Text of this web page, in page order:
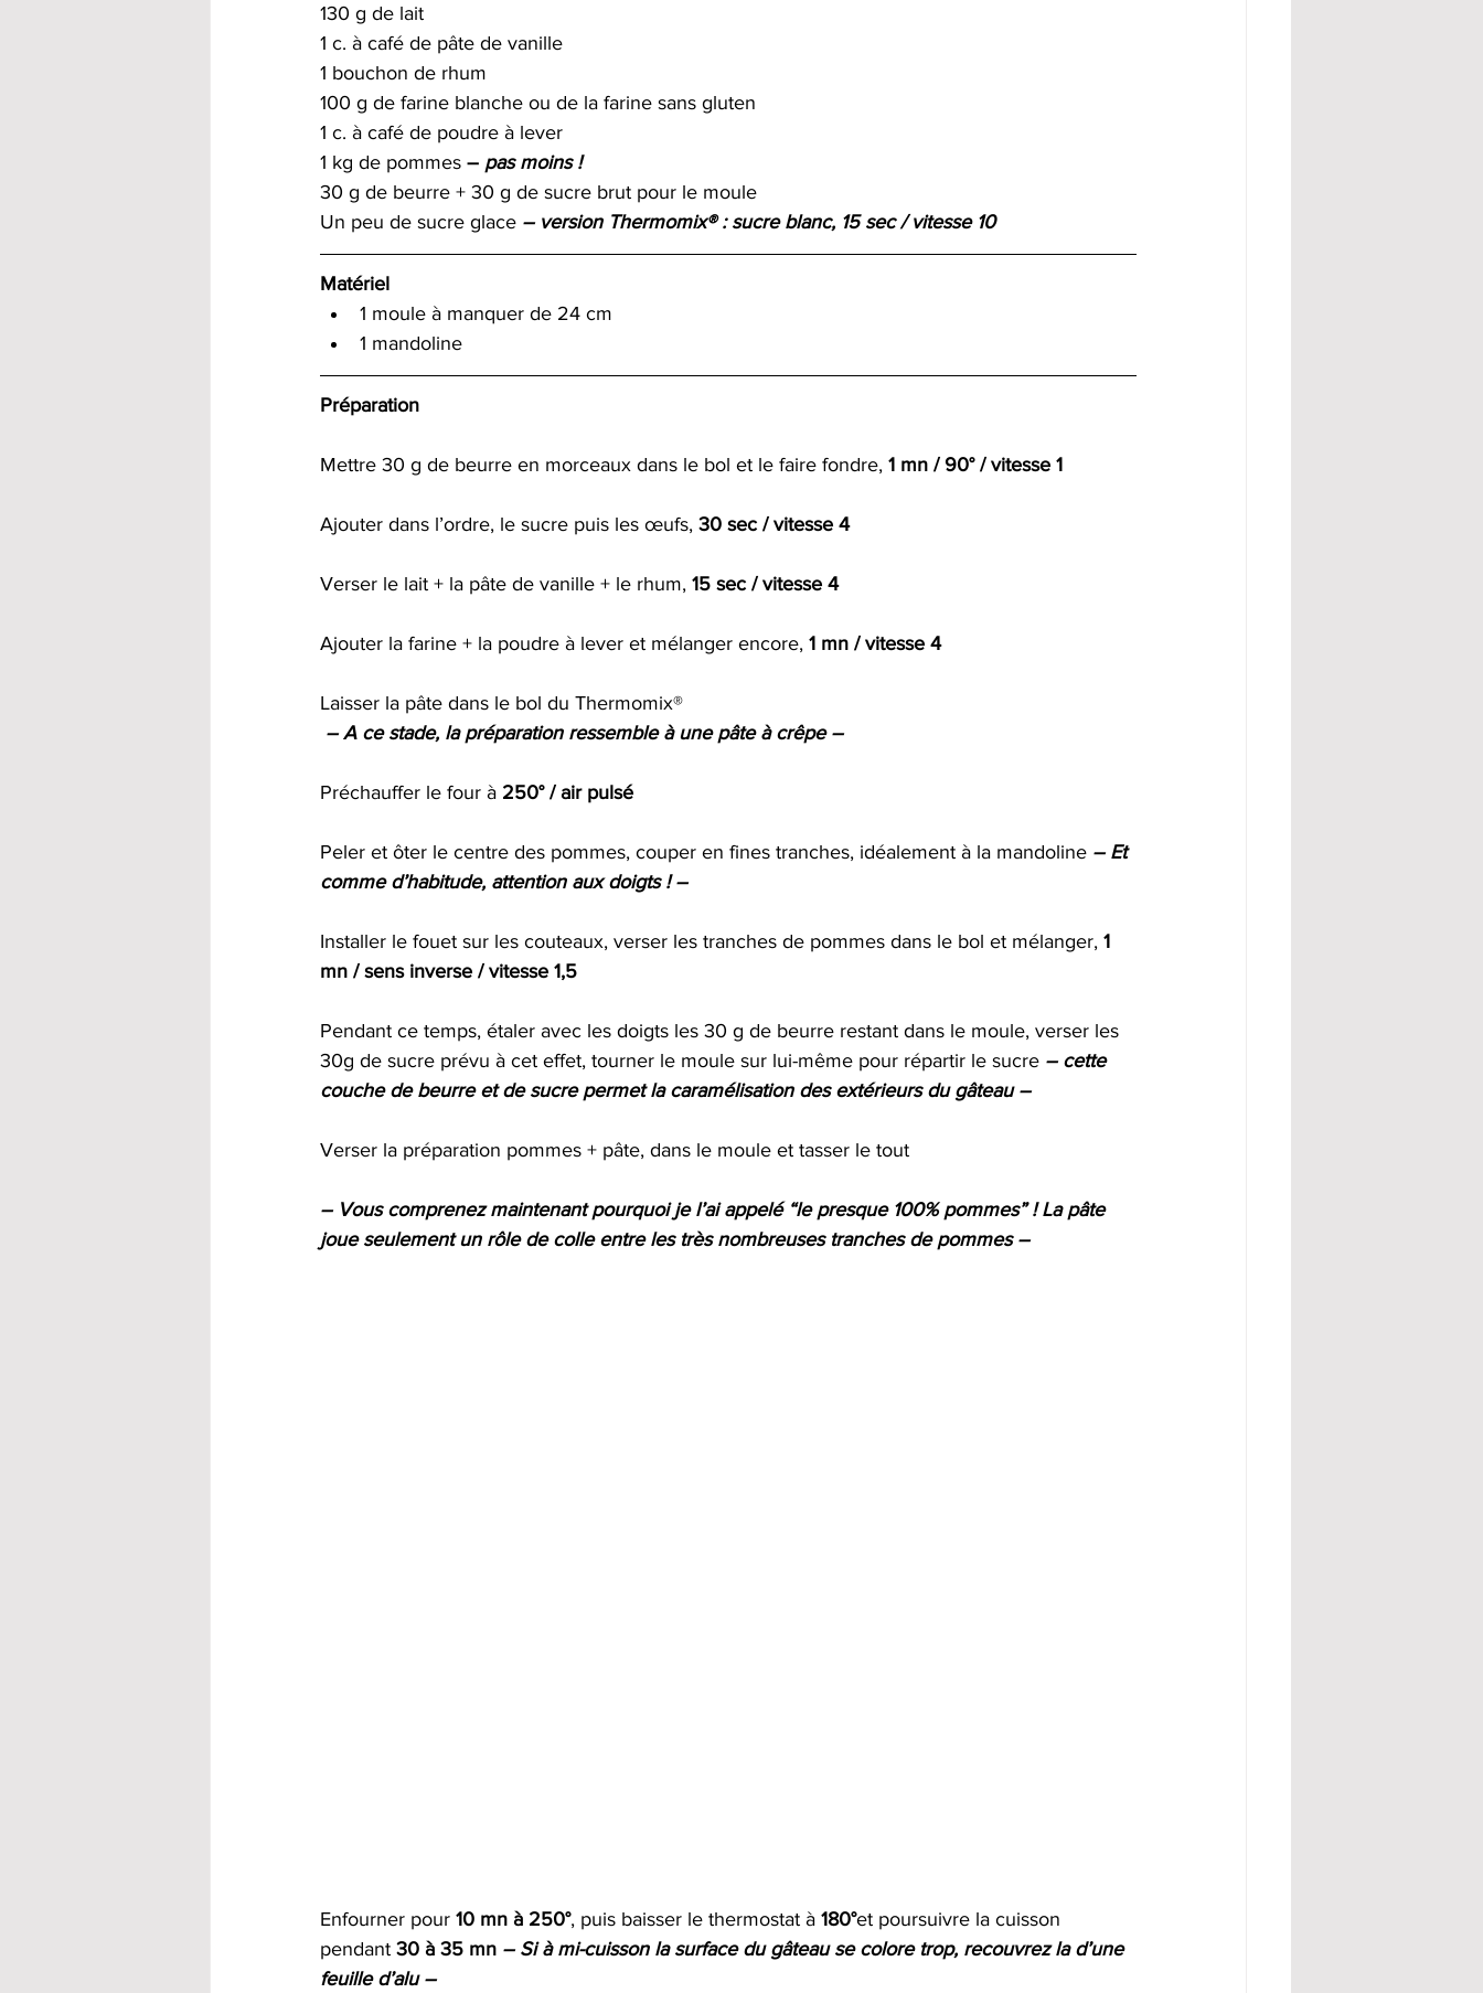
130 g de lait
1 c. à café de pâte de vanille
1 bouchon de rhum
100 g de farine blanche ou de la farine sans gluten
1 c. à café de poudre à lever
1 kg de pommes – pas moins !
30 g de beurre + 30 g de sucre brut pour le moule
Un peu de sucre glace – version Thermomix® : sucre blanc, 15 sec / vitesse 10
Matériel
1 moule à manquer de 24 cm
1 mandoline
Préparation
Mettre 30 g de beurre en morceaux dans le bol et le faire fondre, 1 mn / 90° / vitesse 1
Ajouter dans l’ordre, le sucre puis les œufs, 30 sec / vitesse 4
Verser le lait + la pâte de vanille + le rhum, 15 sec / vitesse 4
Ajouter la farine + la poudre à lever et mélanger encore, 1 mn / vitesse 4
Laisser la pâte dans le bol du Thermomix®
– A ce stade, la préparation ressemble à une pâte à crêpe –
Préchauffer le four à 250° / air pulsé
Peler et ôter le centre des pommes, couper en fines tranches, idéalement à la mandoline – Et
comme d’habitude, attention aux doigts ! –
Installer le fouet sur les couteaux, verser les tranches de pommes dans le bol et mélanger, 1
mn / sens inverse / vitesse 1,5
Pendant ce temps, étaler avec les doigts les 30 g de beurre restant dans le moule, verser les
30g de sucre prévu à cet effet, tourner le moule sur lui-même pour répartir le sucre – cette
couche de beurre et de sucre permet la caramélisation des extérieurs du gâteau –
Verser la préparation pommes + pâte, dans le moule et tasser le tout
– Vous comprenez maintenant pourquoi je l’ai appelé “le presque 100% pommes” ! La pâte
joue seulement un rôle de colle entre les très nombreuses tranches de pommes –
Enfourner pour 10 mn à 250°, puis baisser le thermostat à 180°et poursuivre la cuisson
pendant 30 à 35 mn – Si à mi-cuisson la surface du gâteau se colore trop, recouvrez la d’une
feuille d’alu –